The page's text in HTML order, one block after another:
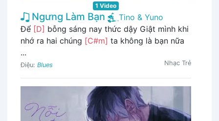
1 Video
Ngưng Làm Bạn
Tino & Yuno
Để [D] bỗng sáng nay thức dậy Giật mình khi
nhớ ra hai chúng [C#m] ta không là bạn nữa
...
Điệu: Blues Nhạc Trẻ